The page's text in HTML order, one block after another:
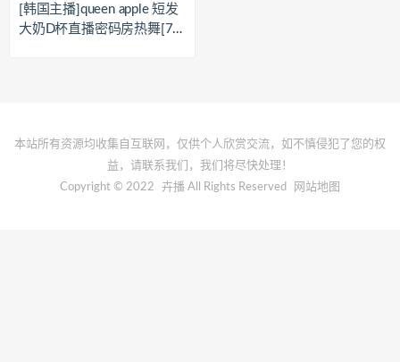
[韩国主播]queen apple 短发
大奶D杯直播密码房热舞[7
本站所有资源均收集自互联网，仅供个人欣赏交流，如不慎侵犯了您的权
益，请联系我们，我们将尽快处理！
Copyright © 2022
卉播 All Rights Reserved 网站地图